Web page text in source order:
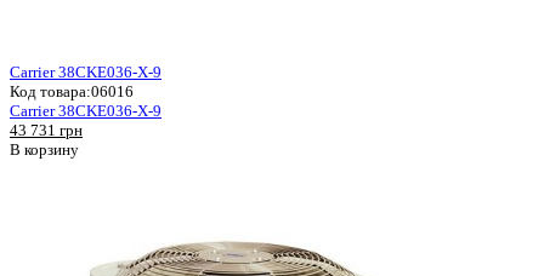
Carrier 38CKE036-X-9
Код товара:06016
Carrier 38CKE036-X-9
43 731 грн
В корзину